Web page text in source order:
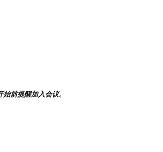
前提醒加入会议。